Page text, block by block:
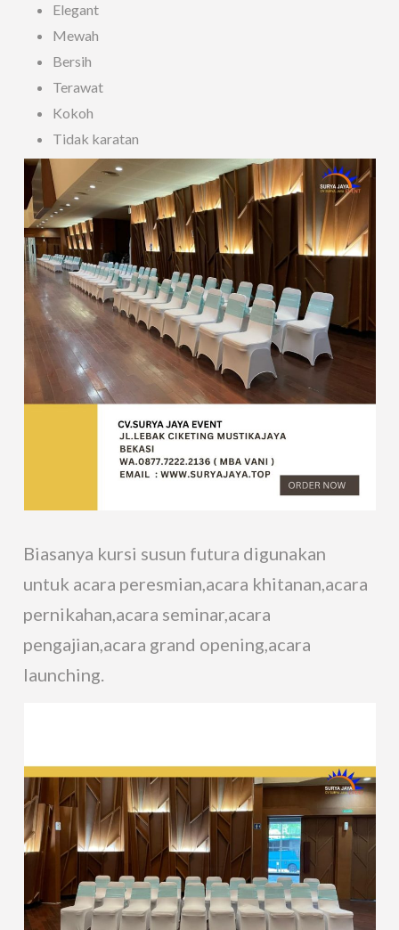
Elegant
Mewah
Bersih
Terawat
Kokoh
Tidak karatan
Biasanya kursi susun futura digunakan
untuk acara peresmian,acara khitanan,acara
pernikahan,acara seminar,acara
pengajian,acara grand opening,acara
launching.